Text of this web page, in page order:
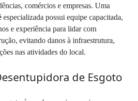
comércios e empresas. Uma
especializada possui equipe capacitada,
e experiência para lidar com
evitando danos à infraestrutura,
nas atividades do local.
de Esgoto